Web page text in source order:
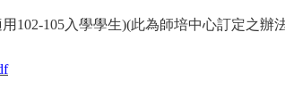
102-105入學學生)(此為師培中心訂定之辦